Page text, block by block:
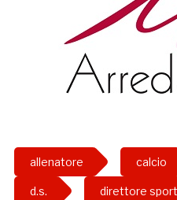
allenatore calcio
d.s. direttore